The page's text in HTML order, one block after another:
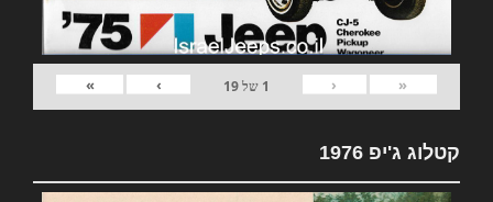
«
‹
1 של19
›
»
קטלוג ג'יפ 1976